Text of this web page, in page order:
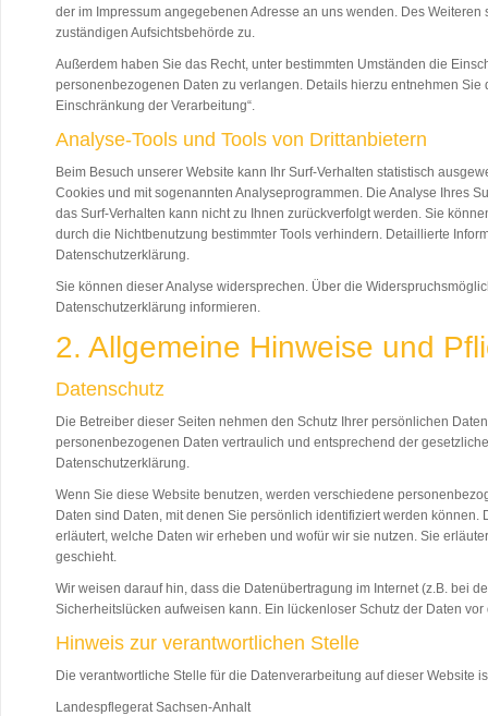
der im Impressum angegebenen Adresse an uns wenden. Des
zuständigen Aufsichtsbehörde zu.
Außerdem haben Sie das Recht, unter bestimmten Umständen die
personenbezogenen Daten zu verlangen. Details hierzu entnehmen Sie
Einschränkung der Verarbeitung“.
Analyse-Tools und Tools von Drittanbietern
Beim Besuch unserer Website kann Ihr Surf-Verhalten statistisch
Cookies und mit sogenannten Analyseprogrammen. Die Analyse Ihres
das Surf-Verhalten kann nicht zu Ihnen zurückverfolgt werden. Sie
durch die Nichtbenutzung bestimmter Tools verhindern. Detaillierte
Datenschutzerklärung.
Sie können dieser Analyse widersprechen. Über die
Datenschutzerklärung informieren.
2. Allgemeine Hinweise und
Datenschutz
Die Betreiber dieser Seiten nehmen den Schutz Ihrer persönlichen
personenbezogenen Daten vertraulich und entsprechend der
Datenschutzerklärung.
Wenn Sie diese Website benutzen, werden verschiedene
Daten sind Daten, mit denen Sie persönlich identifiziert werden
erläutert, welche Daten wir erheben und wofür wir sie nutzen. Sie
geschieht.
Wir weisen darauf hin, dass die Datenübertragung im Internet (z.B. bei
Sicherheitslücken aufweisen kann. Ein lückenloser Schutz der Daten
Hinweis zur verantwortlichen Stelle
Die verantwortliche Stelle für die Datenverarbeitung auf dieser Website
Landespflegerat Sachsen-Anhalt